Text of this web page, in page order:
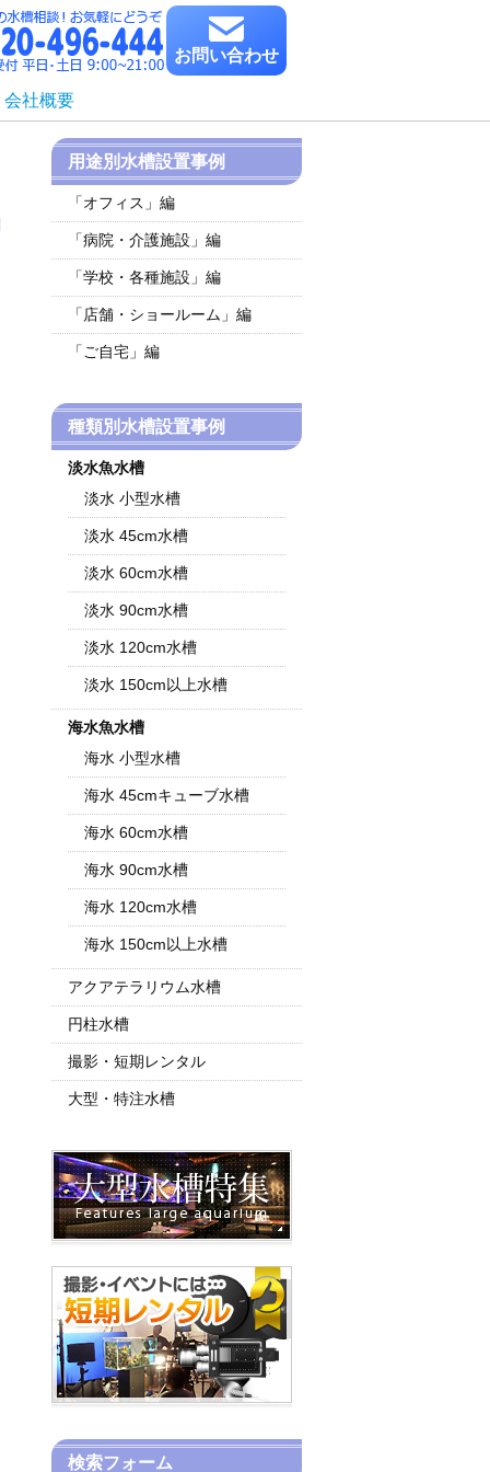
お問い合わせ
会社概要
用途別水槽設置事例
「オフィス」編
「病院・介護施設」編
「学校・各種施設」編
「店舗・ショールーム」編
「ご自宅」編
種類別水槽設置事例
淡水魚水槽
淡水 小型水槽
淡水 45cm水槽
淡水 60cm水槽
淡水 90cm水槽
淡水 120cm水槽
淡水 150cm以上水槽
海水魚水槽
海水 小型水槽
海水 45cmキューブ水槽
海水 60cm水槽
海水 90cm水槽
海水 120cm水槽
海水 150cm以上水槽
アクアテラリウム水槽
円柱水槽
撮影・短期レンタル
大型・特注水槽
検索フォーム